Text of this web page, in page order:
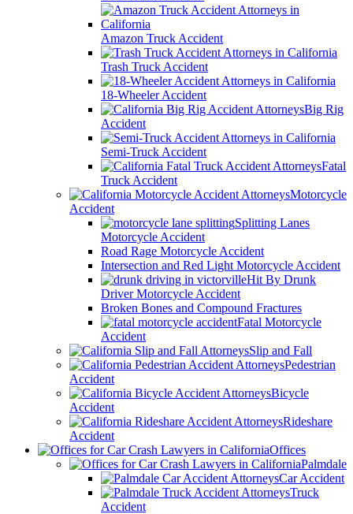
Amazon Truck Accident
Trash Truck Accident
18-Wheeler Accident
Big Rig
Accident
Semi-Truck Accident
Fatal
Truck Accident
Motorcycle
Accident
Splitting Lanes
Motorcycle Accident
Road Rage Motorcycle Accident
Intersection and Red Light Motorcycle Accident
Hit By Drunk
Driver Motorcycle Accident
Broken Bones and Compound Fractures
Fatal Motorcycle
Accident
Slip and Fall
Pedestrian
Accident
Bicycle
Accident
Rideshare
Accident
Offices
Palmdale
Car Accident
Truck
Accident